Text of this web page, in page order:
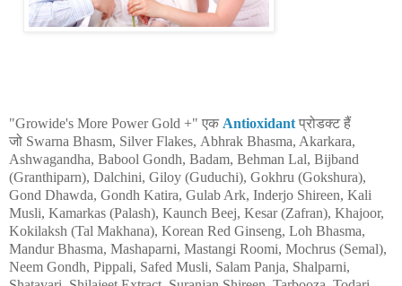
"Growide's More Power Gold +" एक Antioxidant प्रोडक्ट हैं
जो Swarna Bhasm, Silver Flakes, Abhrak Bhasma, Akarkara,
Ashwagandha, Babool Gondh, Badam, Behman Lal, Bijband
(Granthiparn), Dalchini, Giloy (Guduchi), Gokhru (Gokshura),
Gond Dhawda, Gondh Katira, Gulab Ark, Inderjo Shireen, Kali
Musli, Kamarkas (Palash), Kaunch Beej, Kesar (Zafran), Khajoor,
Kokilaksh (Tal Makhana), Korean Red Ginseng, Loh Bhasma,
Mandur Bhasma, Mashaparni, Mastangi Roomi, Mochrus (Semal),
Neem Gondh, Pippali, Safed Musli, Salam Panja, Shalparni,